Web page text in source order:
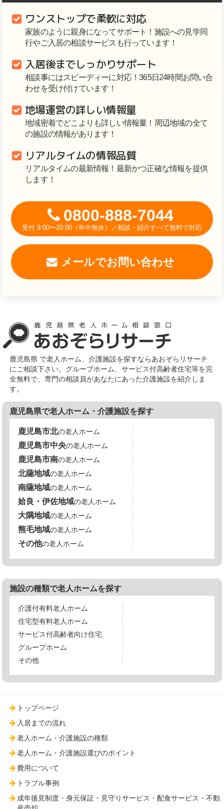
ワンストップで柔軟に対応
家族のように親身になってサポート！施設への見学同
行やご入居の相談サービスも行っています！
入居後までしっかりサポート
相談事にはスピーディーに対応！365日24時間お問い合
わせを受け付けています！
地場運営の詳しい情報量
地域密着でどこよりも詳しい情報量！周辺地域の全て
の施設の情報があります！
リアルタイムの情報品質
リアルタイムの最新情報！最新かつ正確な情報を提供
します！
0800-888-7044
受付 9:00〜20:00（年中無休）／相談・紹介すべて無料で対応
メールでお問い合わせ
鹿児島県 で老人ホーム、介護施設を探すならあおぞらリサーチ
にご相談下さい。グループホーム、サービス付高齢者住宅等を完
全無料で、専門の相談員があなたにあった介護施設を紹介しま
す。
鹿児島県で老人ホーム・介護施設を探す
鹿児島市北の老人ホーム
鹿児島市中央の老人ホーム
鹿児島市南の老人ホーム
北薩地域の老人ホーム
南薩地域の老人ホーム
姶良・伊佐地域の老人ホーム
大隅地域の老人ホーム
熊毛地域の老人ホーム
その他の老人ホーム
施設の種類で老人ホームを探す
介護付有料老人ホーム
住宅型有料老人ホーム
サービス付高齢者向け住宅
グループホーム
その他
トップページ
入居までの流れ
老人ホーム・介護施設の種類
老人ホーム・介護施設選びのポイント
費用について
トラブル事例
成年後見制度・身元保証・見守りサービス・配食サービス・不動